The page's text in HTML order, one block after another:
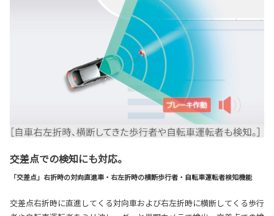
交差点での検知にも対応。
「交差点」右折時の対向直進車・右左折時の横断歩行者・自転車運転者検知機能
交差点右折時に直進してくる対向車および右左折時に横断してくる歩行